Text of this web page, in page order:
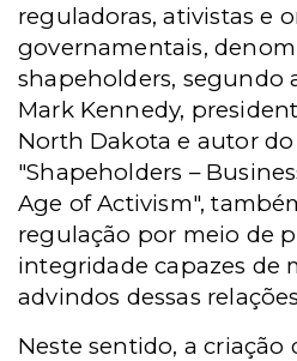
reguladoras, ativistas e
governamentais,
shapeholders, segundo
Mark Kennedy,
North Dakota e autor do
"Shapeholders –
Age of Activism",
regulação por meio de
integridade capazes de
advindos dessas
Neste sentido, a criação